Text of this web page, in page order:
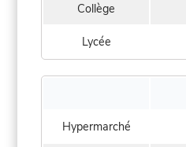
Collège
Lycée
Hypermarché